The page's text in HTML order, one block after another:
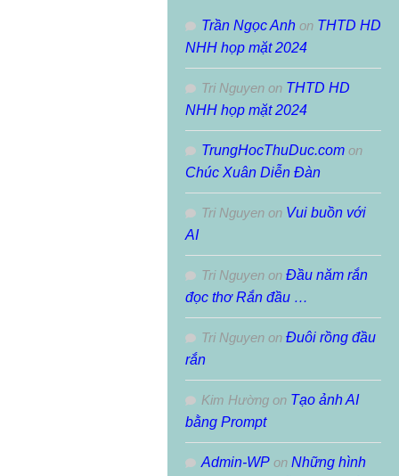
Trần Ngọc Anh on THTD HD
NHH họp mặt 2024
Tri Nguyen on THTD HD
NHH họp mặt 2024
TrungHocThuDuc.com on
Chúc Xuân Diễn Đàn
Tri Nguyen on Vui buồn với
AI
Tri Nguyen on Đầu năm rắn
đọc thơ Rắn đầu …
Tri Nguyen on Đuôi rồng đầu
rắn
Kim Hường on Tạo ảnh AI
bằng Prompt
Admin-WP on Những hình